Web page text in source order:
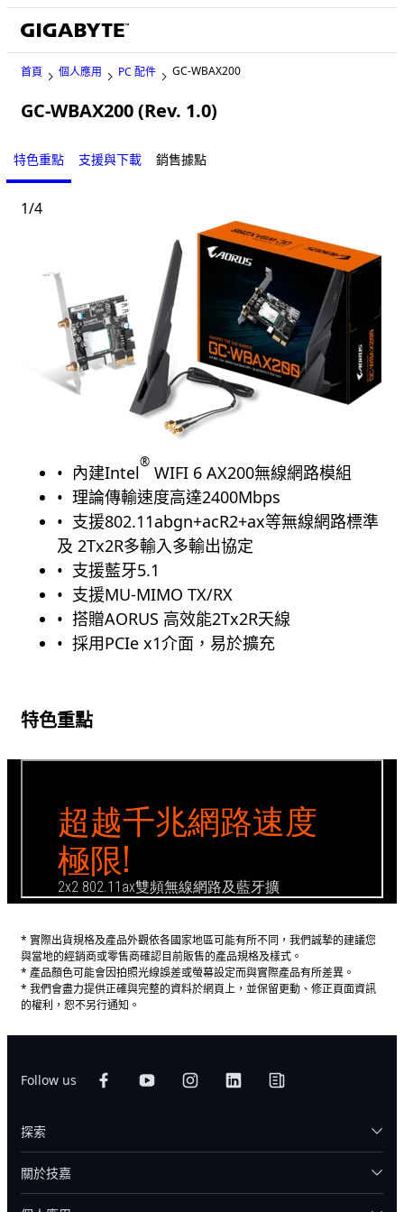
首頁 個人應用 PC 配件 GC-WBAX200
GC-WBAX200 (Rev. 1.0)
特色重點 支援與下載 銷售據點
1/4
內建Intel® WIFI 6 AX200無線網路模組
理論傳輸速度高達2400Mbps
支援802.11abgn+acR2+ax等無線網路標準
及 2Tx2R多輸入多輸出協定
支援藍牙5.1
支援MU-MIMO TX/RX
搭贈AORUS 高效能2Tx2R天線
採用PCIe x1介面，易於擴充
特色重點
* 實際出貨規格及產品外觀依各國家地區可能有所不同，我們誠摯的建議您
與當地的經銷商或零售商確認目前販售的產品規格及樣式。
* 產品顏色可能會因拍照光線誤差或螢幕設定而與實際產品有所差異。
* 我們會盡力提供正確與完整的資料於網頁上，並保留更動、修正頁面資訊
的權利，恕不另行通知。
Follow us
探索
關於技嘉